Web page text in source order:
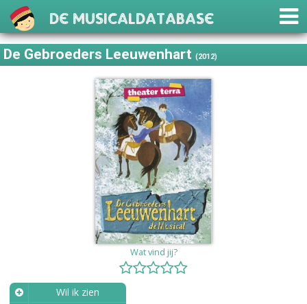
De Musicaldatabase
De Gebroeders Leeuwenhart(2012)
Wat vind jij?
Wil ik zien